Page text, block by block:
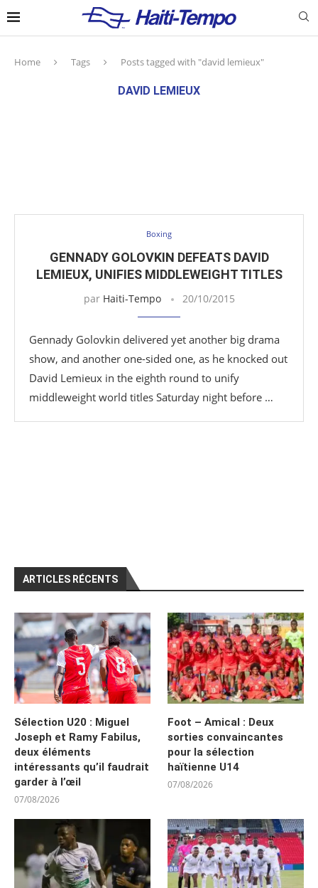
Home Tags Posts tagged with "david lemieux"
DAVID LEMIEUX
Boxing
GENNADY GOLOVKIN DEFEATS DAVID
LEMIEUX, UNIFIES MIDDLEWEIGHT TITLES
par Haiti-Tempo 20/10/2015
Gennady Golovkin delivered yet another big drama
show, and another one-sided one, as he knocked out
David Lemieux in the eighth round to unify
middleweight world titles Saturday night before …
ARTICLES RÉCENTS
Sélection U20 : Miguel
Joseph et Ramy Fabilus,
deux éléments
intéressants qu’il faudrait
garder à l’œil
07/08/2026
Foot – Amical : Deux
sorties convaincantes
pour la sélection
haïtienne U14
07/08/2026